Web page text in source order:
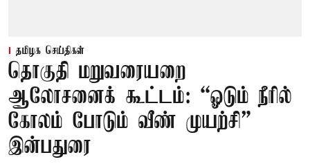
தமிழக செய்திகள்
தொகுதி மறுவரையறை
ஆலோசனைக் கூட்டம்: “ஓடும் நீரில்
கோலம் போடும் வீண் முயற்சி” –
இன்பதுரை